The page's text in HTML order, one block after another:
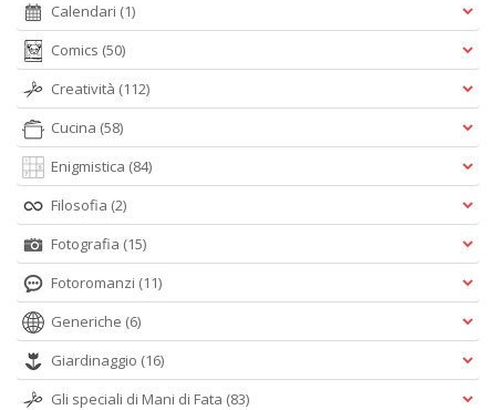
Calendari (1)
Comics (50)
Creatività (112)
Cucina (58)
Enigmistica (84)
Filosofia (2)
Fotografia (15)
Fotoromanzi (11)
Generiche (6)
Giardinaggio (16)
Gli speciali di Mani di Fata (83)